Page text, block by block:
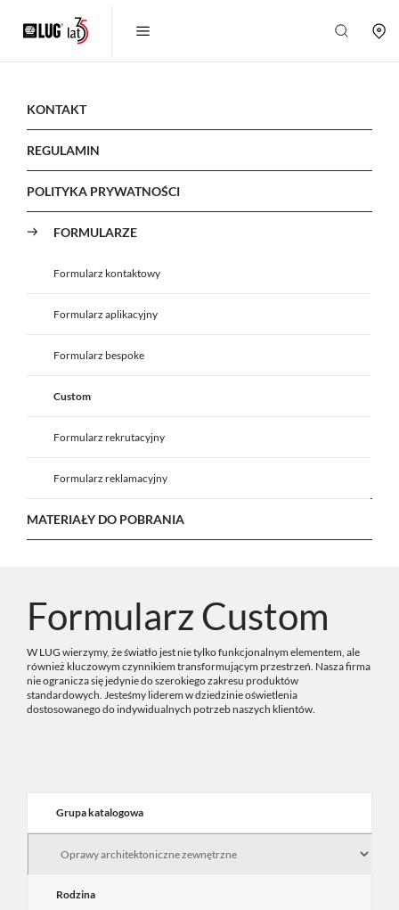
KONTAKT
REGULAMIN
POLITYKA PRYWATNOŚCI
FORMULARZE
Formularz kontaktowy
Formularz aplikacyjny
Formularz bespoke
Custom
Formularz rekrutacyjny
Formularz reklamacyjny
MATERIAŁY DO POBRANIA
Formularz Custom
W LUG wierzymy, że światło jest nie tylko funkcjonalnym elementem, ale
również kluczowym czynnikiem transformującym przestrzeń. Nasza firma
nie ogranicza się jedynie do szerokiego zakresu produktów
standardowych. Jesteśmy liderem w dziedzinie oświetlenia
dostosowanego do indywidualnych potrzeb naszych klientów.
Grupa katalogowa
Rodzina